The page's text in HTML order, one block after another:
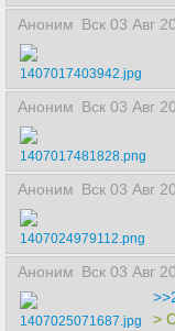
Аноним Вск 03 Авг
1407017403942.jpg
Аноним Вск 03 Авг
1407017481828.png
Аноним Вск 03 Авг
1407024979112.png
Аноним Вск 03 Авг
1407025071687.jpg
>